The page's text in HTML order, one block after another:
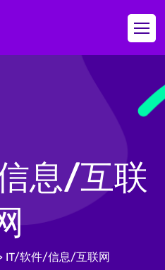
息/互联
IT/软件/信息/互联网